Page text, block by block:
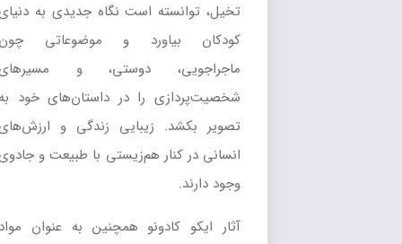
تخيل، توانسته است نگاه جديدي به دنياي
کودکان بياورد و موضوعاتي چون
ماجراجويي، دوستي، و مسيرهاي
شخصيت‌پردازي را در داستان‌هاي خود به
تصوير بکشد. زيبايي زندگي و ارزش‌هاي
انساني در کنار هم‌زيستي با طبيعت و جادوي
وجود دارند.
آثار ايکو کادونو همچنين به عنوان مواد